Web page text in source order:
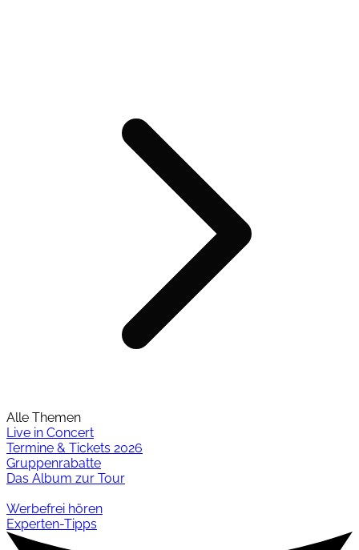
Alle Themen
Live in Concert
Termine & Tickets 2026
Gruppenrabatte
Das Album zur Tour
Werbefrei hören
Experten-Tipps